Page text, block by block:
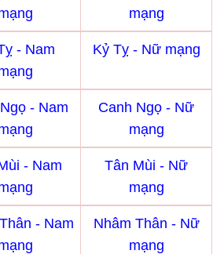
mạng
- Nam
Kỷ Tỵ - Nữ mạng
- Nam
Canh Ngọ - Nữ
mạng
- Nam
Tân Mùi - Nữ
mạng
- Nam
Nhâm Thân - Nữ
mạng